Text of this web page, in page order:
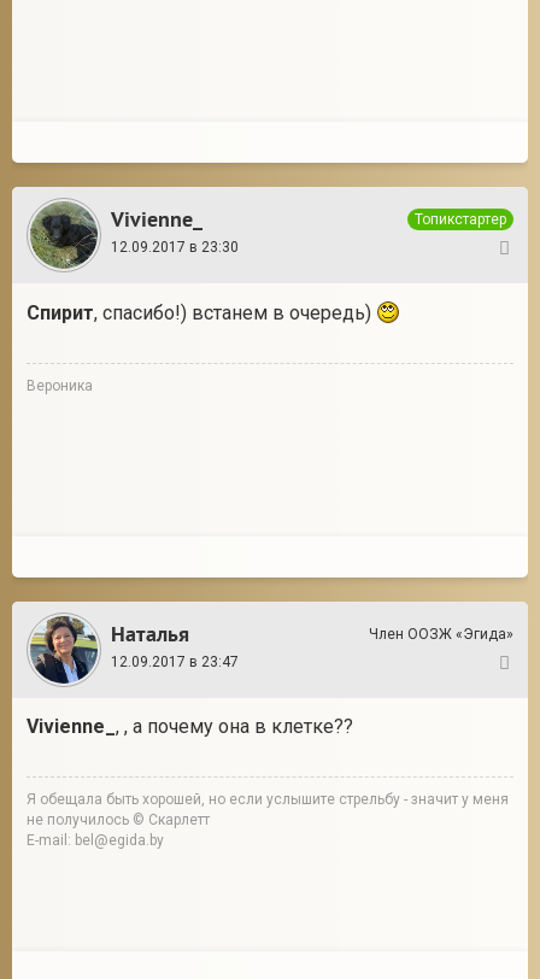
Vivienne_
Топикстартер
12.09.2017 в 23:30
Спирит, спасибо!) встанем в очередь)
Вероника
Наталья
Член ООЗЖ «Эгида»
12.09.2017 в 23:47
Vivienne_ , , а почему она в клетке??
Я обещала быть хорошей, но если услышите стрельбу - значит у меня
не получилось © Скарлетт
E-mail: bel@egida.by